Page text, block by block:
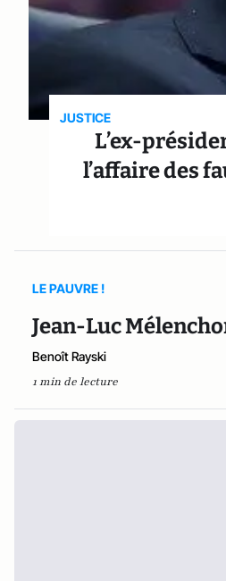
JUSTICE
L’ex-
l’affaire des
LE PAUVRE !
Jean-Luc
Benoît Rayski
1 min de lecture